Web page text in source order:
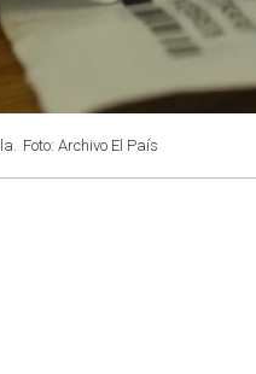
Foto: Archivo El País